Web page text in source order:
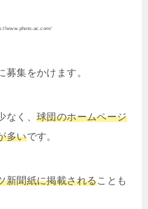
www.photo-ac.com/
募集をかけます。
なく、 球団のホームページ
多いです。
新聞紙に掲載されることも